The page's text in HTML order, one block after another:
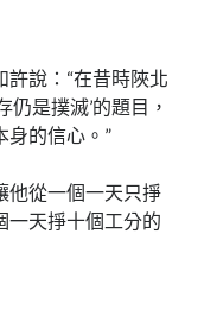
說：“在昔時陜北
是撲滅’的題目，
身的信心。”
他從一個一天只掙
一天掙十個工分的